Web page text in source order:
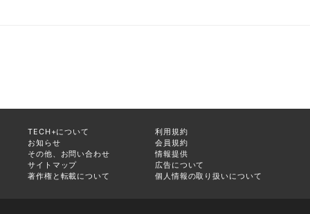
TECH+について
利用規約
お知らせ
会員規約
その他、お問い合わせ
情報提供
サイトマップ
広告について
著作権と転載について
個人情報の取り扱いについて